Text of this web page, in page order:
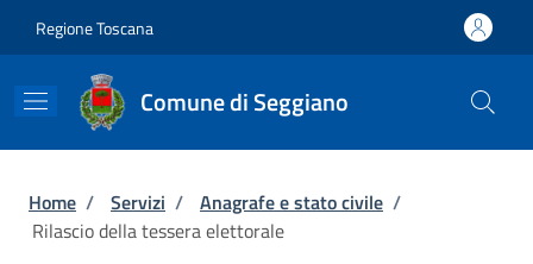
Regione Toscana
Comune di Seggiano
Briciole di pane
Home / Servizi / Anagrafe e stato civile /
Rilascio della tessera elettorale